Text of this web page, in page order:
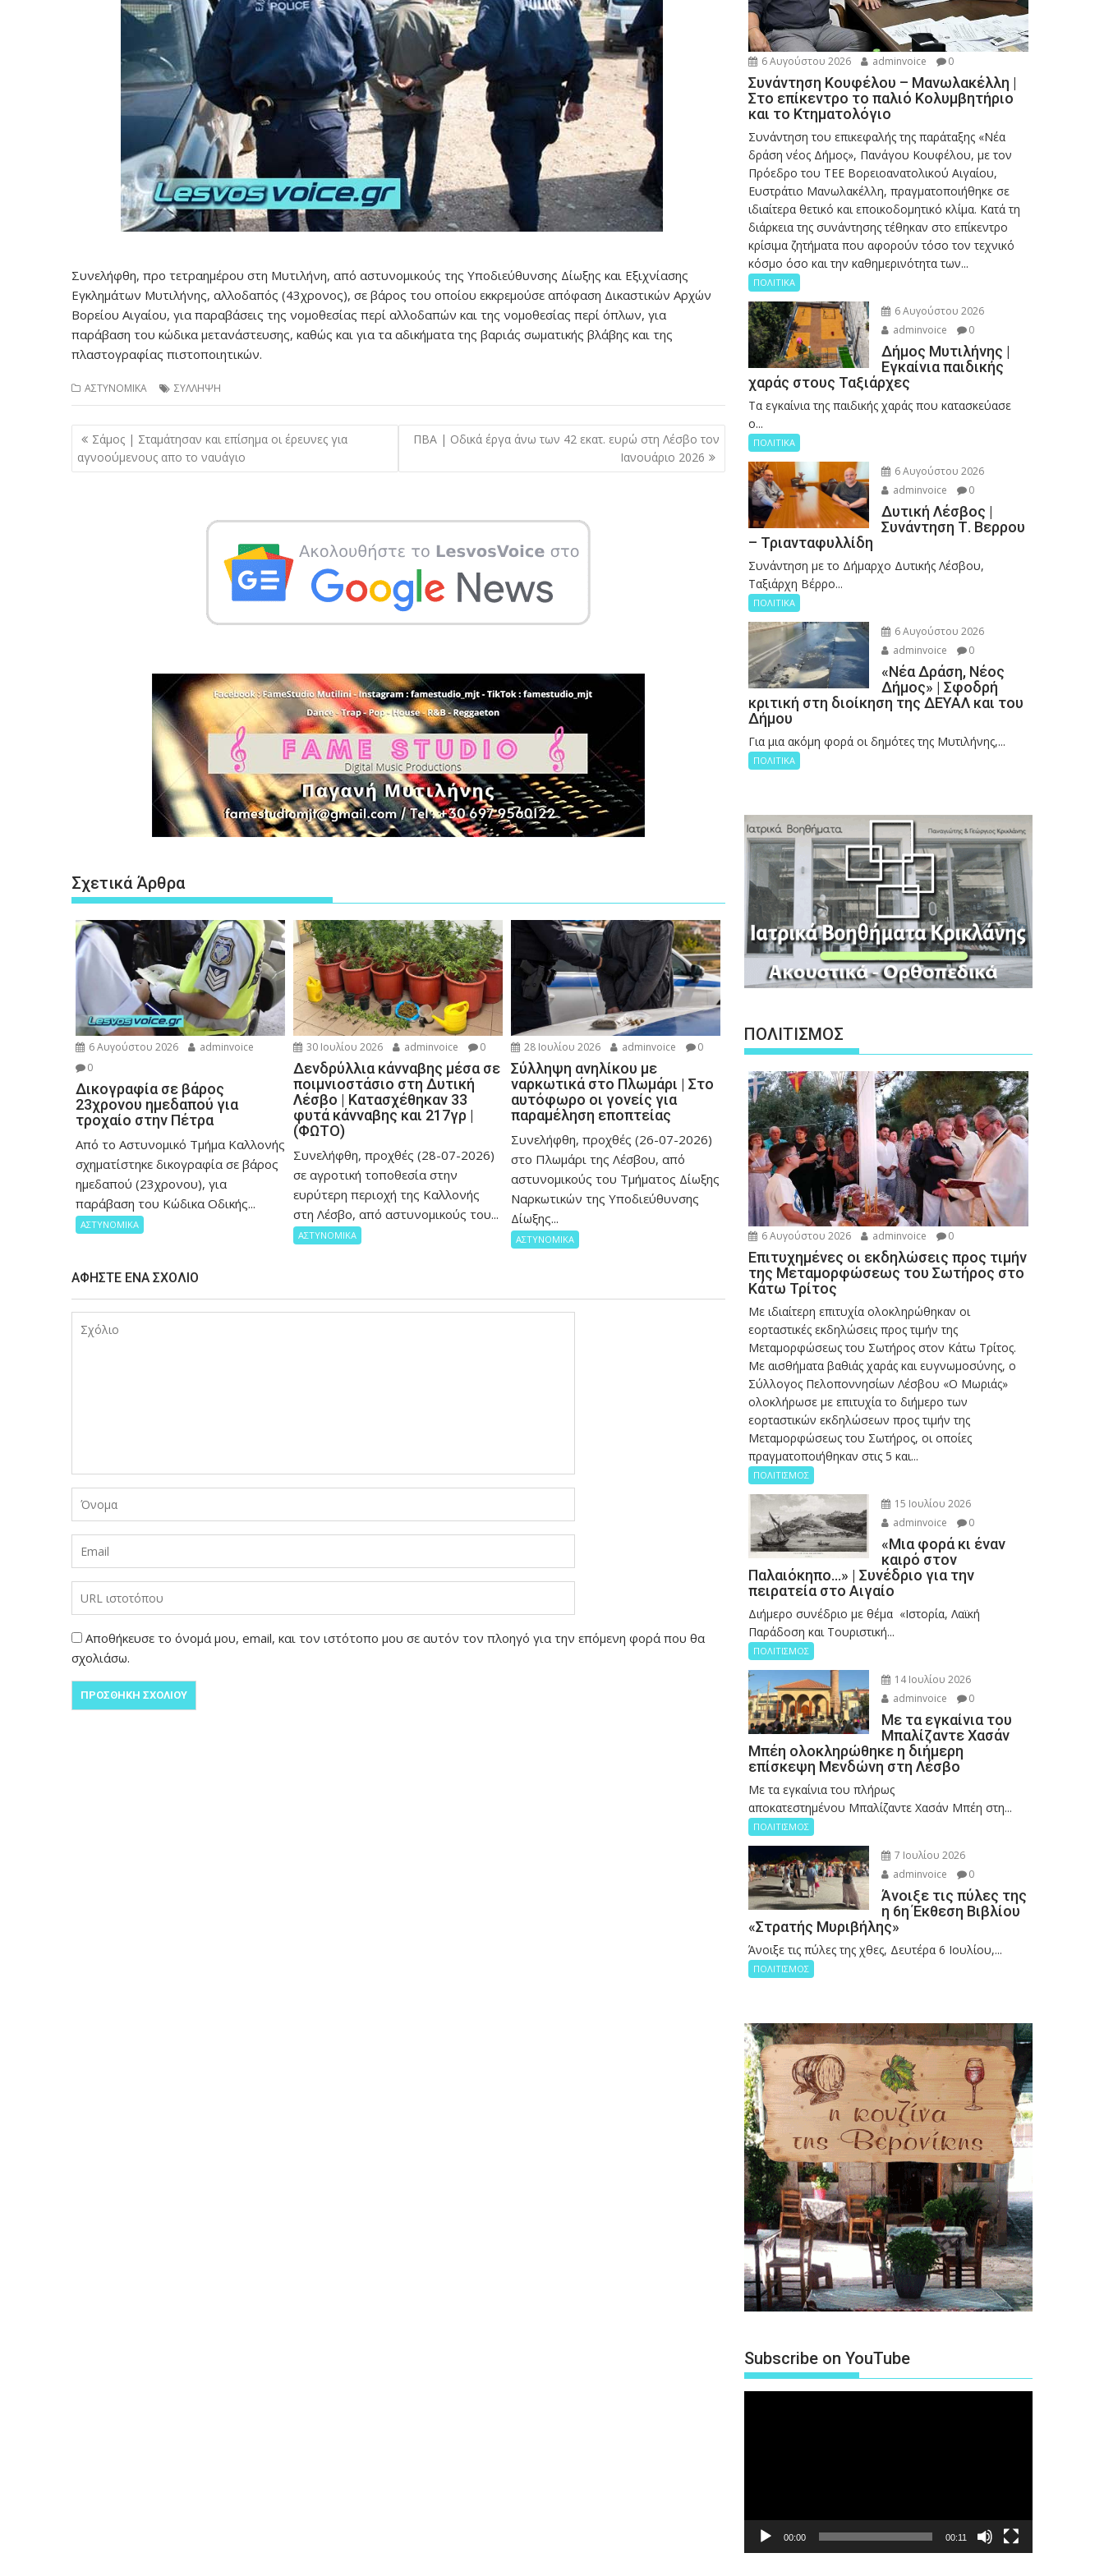
Συνελήφθη, προ τετραημέρου στη Μυτιλήνη, από αστυνομικούς της Υποδιεύθυνσης Δίωξης και Εξιχνίασης
Εγκλημάτων Μυτιλήνης, αλλοδαπός (43χρονος), σε βάρος του οποίου εκκρεμούσε απόφαση Δικαστικών Αρχών
Βορείου Αιγαίου, για παραβάσεις της νομοθεσίας περί αλλοδαπών και της νομοθεσίας περί όπλων, για
παράβαση του κώδικα μετανάστευσης, καθώς και για τα αδικήματα της βαριάς σωματικής βλάβης και της
πλαστογραφίας πιστοποιητικών.
ΑΣΤΥΝΟΜΙΚΑ ΣΥΛΛΗΨΗ
Πλοήγηση
άρθρων
Σάμος | Σταμάτησαν και επίσημα οι έρευνες για
αγνοούμενους απο το ναυάγιο
ΠΒΑ | Οδικά έργα άνω των 42 εκατ. ευρώ στη Λέσβο τον
Ιανουάριο 2026
Σχετικά Άρθρα
6 Αυγούστου 2026
adminvoice
0
Δικογραφία σε βάρος
23χρονου ημεδαπού για
τροχαίο στην Πέτρα
Από το Αστυνομικό Τμήμα Καλλονής
σχηματίστηκε δικογραφία σε βάρος
ημεδαπού (23χρονου), για
παράβαση του Κώδικα Οδικής...
ΑΣΤΥΝΟΜΙΚΑ
30 Ιουλίου 2026 adminvoice 0
Δενδρύλλια κάνναβης μέσα σε
ποιμνιοστάσιο στη Δυτική
Λέσβο | Κατασχέθηκαν 33
φυτά κάνναβης και 217γρ |
(ΦΩΤΟ)
Συνελήφθη, προχθές (28-07-2026)
σε αγροτική τοποθεσία στην
ευρύτερη περιοχή της Καλλονής
στη Λέσβο, από αστυνομικούς του...
ΑΣΤΥΝΟΜΙΚΑ
28 Ιουλίου 2026 adminvoice 0
Σύλληψη ανηλίκου με
ναρκωτικά στο Πλωμάρι | Στο
αυτόφωρο οι γονείς για
παραμέληση εποπτείας
Συνελήφθη, προχθές (26-07-2026)
στο Πλωμάρι της Λέσβου, από
αστυνομικούς του Τμήματος Δίωξης
Ναρκωτικών της Υποδιεύθυνσης
Δίωξης...
ΑΣΤΥΝΟΜΙΚΑ
ΑΦΉΣΤΕ ΈΝΑ ΣΧΌΛΙΟ
Αποθήκευσε το όνομά μου, email, και τον ιστότοπο μου σε αυτόν τον πλοηγό για την επόμενη φορά που θα
σχολιάσω.
6 Αυγούστου 2026 adminvoice 0
Συνάντηση Κουφέλου – Μανωλακέλλη |
Στο επίκεντρο το παλιό Κολυμβητήριο
και το Κτηματολόγιο
Συνάντηση του επικεφαλής της παράταξης «Νέα
δράση νέος Δήμος», Πανάγου Κουφέλου, με τον
Πρόεδρο του ΤΕΕ Βορειοανατολικού Αιγαίου,
Ευστράτιο Μανωλακέλλη, πραγματοποιήθηκε σε
ιδιαίτερα θετικό και εποικοδομητικό κλίμα. Κατά τη
διάρκεια της συνάντησης τέθηκαν στο επίκεντρο
κρίσιμα ζητήματα που αφορούν τόσο τον τεχνικό
κόσμο όσο και την καθημερινότητα των...
ΠΟΛΙΤΙΚΑ
6 Αυγούστου 2026
adminvoice
0
Δήμος Μυτιλήνης |
Εγκαίνια παιδικής
χαράς στους Ταξιάρχες
Tα εγκαίνια της παιδικής χαράς που κατασκεύασε
ο...
ΠΟΛΙΤΙΚΑ
6 Αυγούστου 2026
adminvoice
0
Δυτική Λέσβος |
Συνάντηση Τ. Βερρου
– Τριανταφυλλίδη
Συνάντηση με το Δήμαρχο Δυτικής Λέσβου,
Ταξιάρχη Βέρρο...
ΠΟΛΙΤΙΚΑ
6 Αυγούστου 2026
adminvoice
0
«Νέα Δράση, Νέος
Δήμος» | Σφοδρή
κριτική στη διοίκηση της ΔΕΥΑΛ και του
Δήμου
Για μια ακόμη φορά οι δημότες της Μυτιλήνης,...
ΠΟΛΙΤΙΚΑ
ΠΟΛΙΤΙΣΜΟΣ
6 Αυγούστου 2026 adminvoice 0
Επιτυχημένες οι εκδηλώσεις προς τιμήν
της Μεταμορφώσεως του Σωτήρος στο
Κάτω Τρίτος
Με ιδιαίτερη επιτυχία ολοκληρώθηκαν οι
εορταστικές εκδηλώσεις προς τιμήν της
Μεταμορφώσεως του Σωτήρος στον Κάτω Τρίτος.
Με αισθήματα βαθιάς χαράς και ευγνωμοσύνης, ο
Σύλλογος Πελοποννησίων Λέσβου «Ο Μωριάς»
ολοκλήρωσε με επιτυχία το διήμερο των
εορταστικών εκδηλώσεων προς τιμήν της
Μεταμορφώσεως του Σωτήρος, οι οποίες
πραγματοποιήθηκαν στις 5 και...
ΠΟΛΙΤΙΣΜΟΣ
15 Ιουλίου 2026
adminvoice
0
«Μια φορά κι έναν
καιρό στον
Παλαιόκηπο…» | Συνέδριο για την
πειρατεία στο Αιγαίο
Διήμερο συνέδριο με θέμα «Ιστορία, Λαϊκή
Παράδοση και Τουριστική...
ΠΟΛΙΤΙΣΜΟΣ
14 Ιουλίου 2026
adminvoice
0
Με τα εγκαίνια του
Μπαλίζαντε Χασάν
Μπέη ολοκληρώθηκε η διήμερη
επίσκεψη Μενδώνη στη Λέσβο
Με τα εγκαίνια του πλήρως
αποκατεστημένου Μπαλίζαντε Χασάν Μπέη στη...
ΠΟΛΙΤΙΣΜΟΣ
7 Ιουλίου 2026
adminvoice
0
Άνοιξε τις πύλες της
η 6η Έκθεση Βιβλίου
«Στρατής Μυριβήλης»
Άνοιξε τις πύλες της χθες, Δευτέρα 6 Ιουλίου,...
ΠΟΛΙΤΙΣΜΟΣ
Subscribe on YouTube
00:00 00:11